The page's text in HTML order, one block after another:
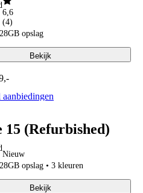
Thuis aanbiedingen
aanbiedingen
verlengen
aanbiedingen
aanbiedingen
verlengen
aanbiedingen
verlengen
6,6
(4)
opslag
Bekijk
15 (Refurbished)
Nieuw
opslag • 3 kleuren
Bekijk